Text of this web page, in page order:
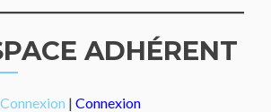
ADHÉRENT
Connexion | Connexion